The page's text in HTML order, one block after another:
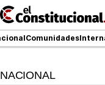
Ir
al
contenido
Comunidades
NACIONAL